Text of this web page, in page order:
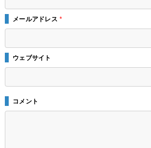
メールアドレス*
ウェブサイト
コメント